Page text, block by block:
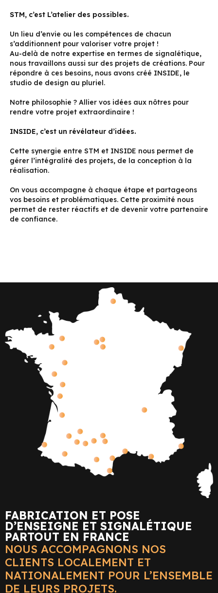
STM, c’est L’atelier des possibles.
Un lieu d’envie ou les compétences de chacun
s’additionnent pour valoriser votre projet !
Au-delà de notre expertise en termes de signalétique,
nous travaillons aussi sur des projets de créations. Pour
répondre à ces besoins, nous avons créé INSIDE, le
studio de design au pluriel.
Notre philosophie ? Allier vos idées aux nôtres pour
rendre votre projet extraordinaire !
INSIDE, c’est un révélateur d’idées.
Cette synergie entre STM et INSIDE nous permet de
gérer l’intégralité des projets, de la conception à la
réalisation.
On vous accompagne à chaque étape et partageons
vos besoins et problématiques. Cette proximité nous
permet de rester réactifs et de devenir votre partenaire
de confiance.
FABRICATION ET POSE
D’ENSEIGNE ET SIGNALÉTIQUE
PARTOUT EN FRANCE
NOUS ACCOMPAGNONS NOS
CLIENTS LOCALEMENT ET
NATIONALEMENT POUR L’ENSEMBLE
DE LEURS PROJETS.